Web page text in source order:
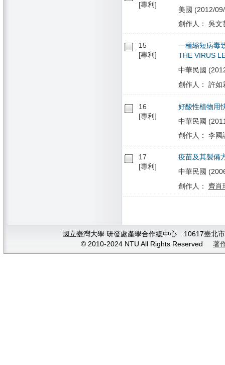
[專利]
美國 (2012/
創作人： 吳文
15
[專利]
一種縮短病毒
THE VIRUS
中華民國
創作人： 許
16
[專利]
好酸性植物用
中華民國
創作人： 李國
17
[專利]
疫苗及其製備
中華民國
創作人： 齊肖
國立臺灣大學 研發處產學合作總中心 10617臺
© 2010-2024 NTU All Rights Reserved 著